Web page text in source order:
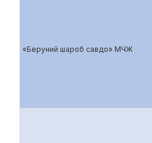
«Беруний шароб савдо» МЧЖ